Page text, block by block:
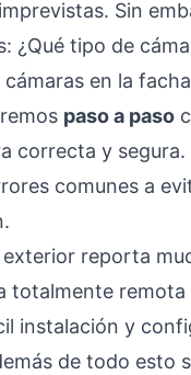
Sin
¿Qué tipo de
en la
paso a paso
correcta y
comunes a
reporta
totalmente
instalación y
de todo esto